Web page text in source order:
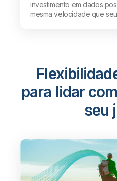
investimento em dados
mesma velocidade que
para lidar
seu